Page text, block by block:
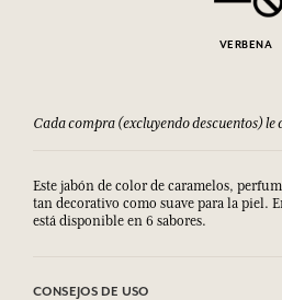
VERBENA
Cada compra (excluyendo descuentos) le
Este jabón de color de caramelos,
tan decorativo como suave para la piel.
está disponible en 6 sabores.
CONSEJOS DE USO